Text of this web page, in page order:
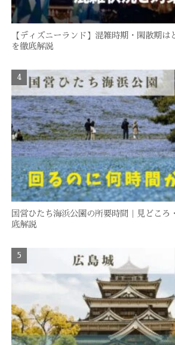
【ディズニーランド】混雑時期・閑散期は
を徹底解説
国営ひたち海浜公園の所要時間｜見どころ
底解説